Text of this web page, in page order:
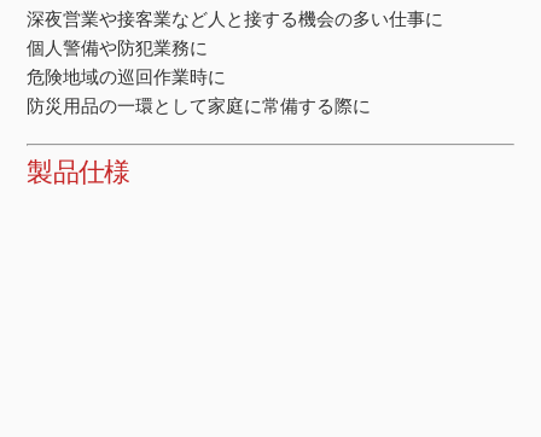
深夜営業や接客業など人と接する機会の多い仕事に
個人警備や防犯業務に
危険地域の巡回作業時に
防災用品の一環として家庭に常備する際に
製品仕様